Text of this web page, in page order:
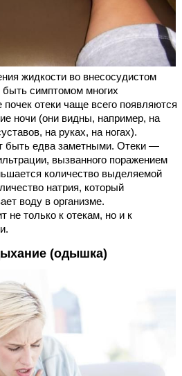
жидкости во внесосудистом
симптомом многих
отеки чаще всего появляются
ночи (они видны, например, на
на руках, на ногах).
быть едва заметными. Отеки —
вызванного поражением
количество выделяемой
натрия, который
воду в организме.
не только к отекам, но и к
(одышка)